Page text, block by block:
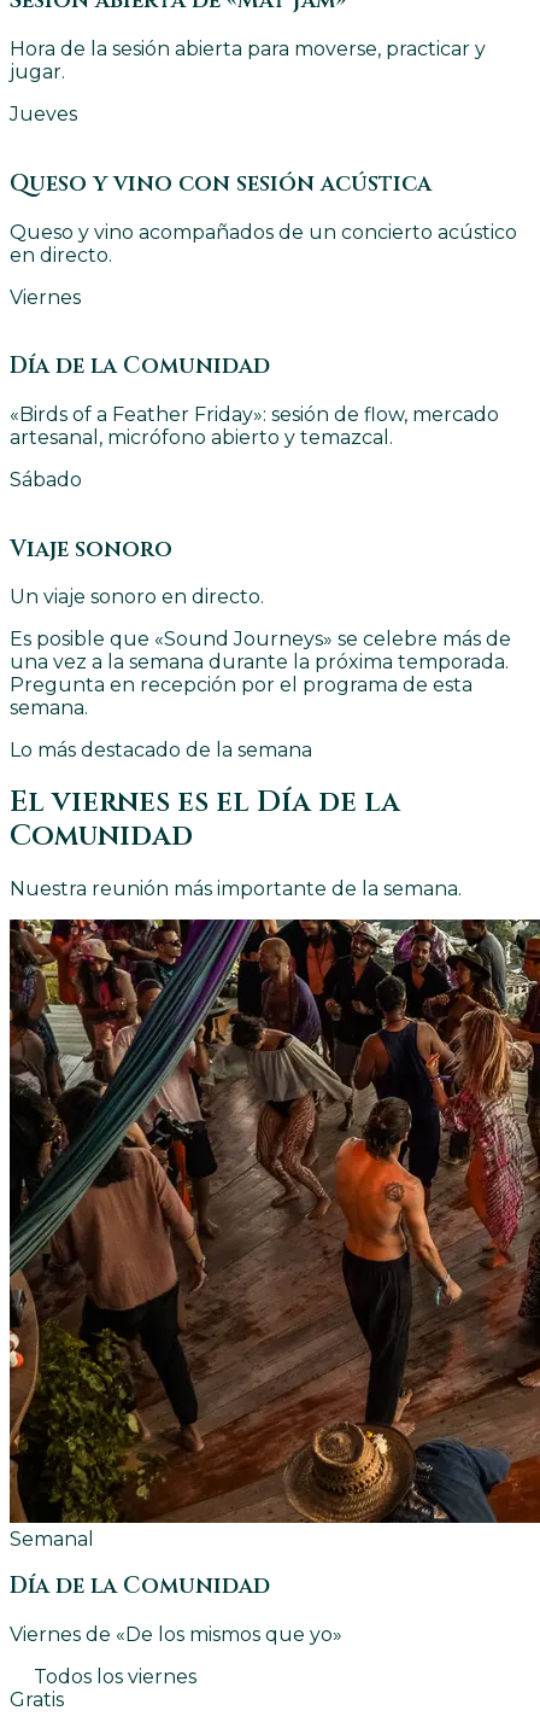
Hora de la sesión abierta para moverse, practicar y
jugar.
Jueves
Queso y vino con sesión acústica
Queso y vino acompañados de un concierto acústico
en directo.
Viernes
Día de la Comunidad
«Birds of a Feather Friday»: sesión de flow, mercado
artesanal, micrófono abierto y temazcal.
Sábado
Viaje sonoro
Un viaje sonoro en directo.
Es posible que «Sound Journeys» se celebre más de
una vez a la semana durante la próxima temporada.
Pregunta en recepción por el programa de esta
semana.
Lo más destacado de la semana
El viernes es el Día de la
Comunidad
Nuestra reunión más importante de la semana.
Semanal
Día de la Comunidad
Viernes de «De los mismos que yo»
Todos los viernes
Gratis